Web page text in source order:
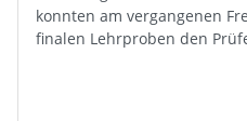
konnten am vergangenen
finalen Lehrproben den